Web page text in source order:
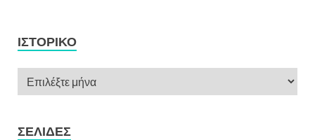
ΙΣΤΟΡΙΚΌ
ΣΕΛΊΔΕΣ